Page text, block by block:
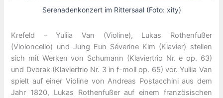
Serenadenkonzert im Rittersaal (Foto: xity)
Krefeld – Yuliia Van (Violine), Lukas Rothenfußer
(Violoncello) und Jung Eun Séverine Kim (Klavier) stellen
sich mit Werken von Schumann (Klaviertrio Nr. e op. 63)
und Dvorak (Klaviertrio Nr. 3 in f-moll op. 65) vor. Yuliia Van
spielt auf einer Violine von Andreas Postacchini aus dem
Jahr 1820, Lukas Rothenfußer auf einem französischen